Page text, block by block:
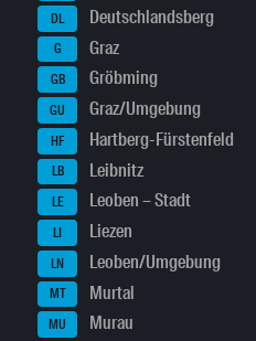
DL Deutschlandsberg
G Graz
GB Gröbming
GU Graz/Umgebung
HF Hartberg-Fürstenfeld
LB Leibnitz
LE Leoben – Stadt
LI Liezen
LN Leoben/Umgebung
MT Murtal
MU Murau